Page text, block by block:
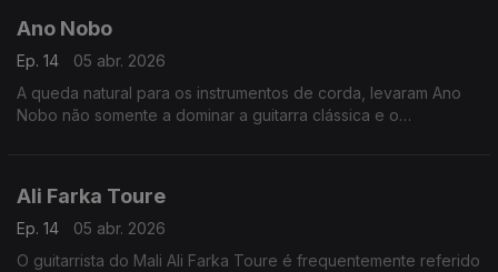
Ano Nobo
Ep. 14
05 abr. 2026
A queda natural para os instrumentos de corda, levaram Ano
Nobo não somente a dominar a guitarra clássica e o
Ali Farka Toure
Ep. 14
05 abr. 2026
O guitarrista do Mali Ali Farka Toure é frequentemente referido